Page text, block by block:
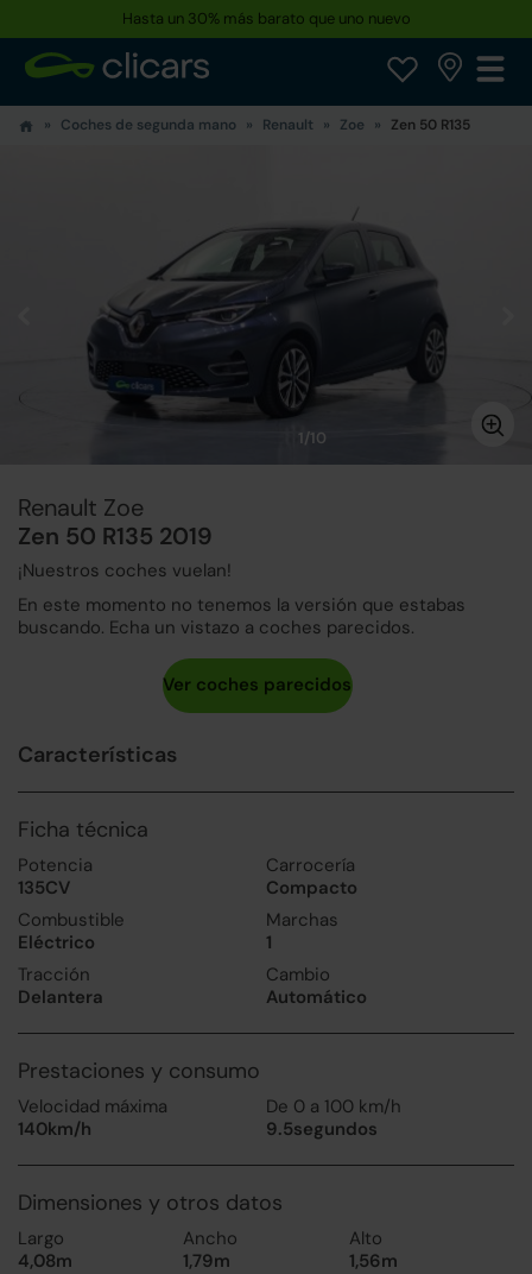
Hasta un 30% más barato que uno nuevo
Coches de segunda mano Renault Zoe Zen 50 R135
1/10
Renault Zoe
Zen 50 R135 2019
¡Nuestros coches vuelan!
En este momento no tenemos la versión que estabas
buscando. Echa un vistazo a coches parecidos.
Características
Ficha técnica
Potencia
135CV
Carrocería
Compacto
Combustible
Eléctrico
Marchas
1
Tracción
Delantera
Cambio
Automático
Prestaciones y consumo
Velocidad máxima
140km/h
De 0 a 100 km/h
9.5segundos
Dimensiones y otros datos
Largo
4,08m
Ancho
1,79m
Alto
1,56m